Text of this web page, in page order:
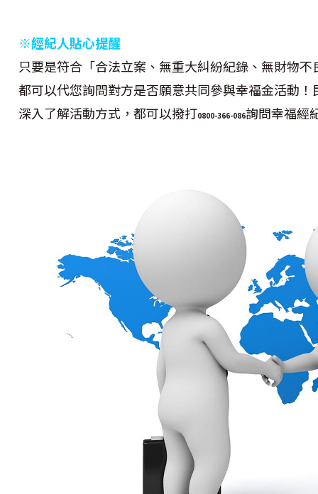
※經紀人貼心提醒
只要是符合「合法立案、無重大糾紛紀錄、無財物
都可以代您詢問對方是否願意共同參與幸福金活動
深入了解活動方式，都可以撥打0800-366-086詢問幸福經